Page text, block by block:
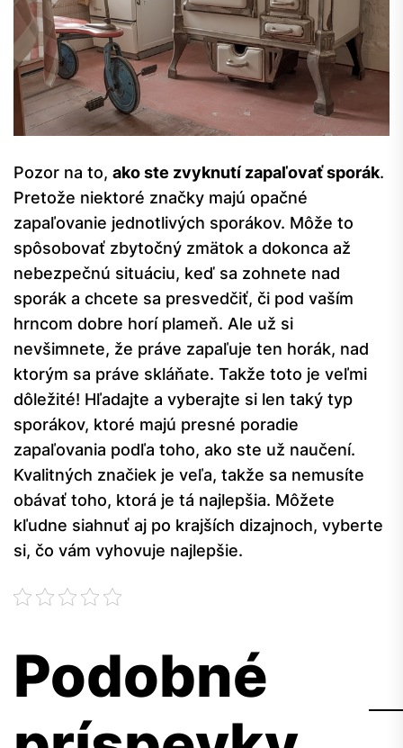
Pozor na to, ako ste zvyknutí zapaľovať sporák.
Pretože niektoré značky majú opačné
zapaľovanie jednotlivých sporákov. Môže to
spôsobovať zbytočný zmätok a dokonca až
nebezpečnú situáciu, keď sa zohnete nad
sporák a chcete sa presvedčiť, či pod vaším
hrncom dobre horí plameň. Ale už si
nevšimnete, že práve zapaľuje ten horák, nad
ktorým sa práve skláňate. Takže toto je veľmi
dôležité! Hľadajte a vyberajte si len taký typ
sporákov, ktoré majú presné poradie
zapaľovania podľa toho, ako ste už naučení.
Kvalitných značiek je veľa, takže sa nemusíte
obávať toho, ktorá je tá najlepšia. Môžete
kľudne siahnuť aj po krajších dizajnoch, vyberte
si, čo vám vyhovuje najlepšie.
Podobné